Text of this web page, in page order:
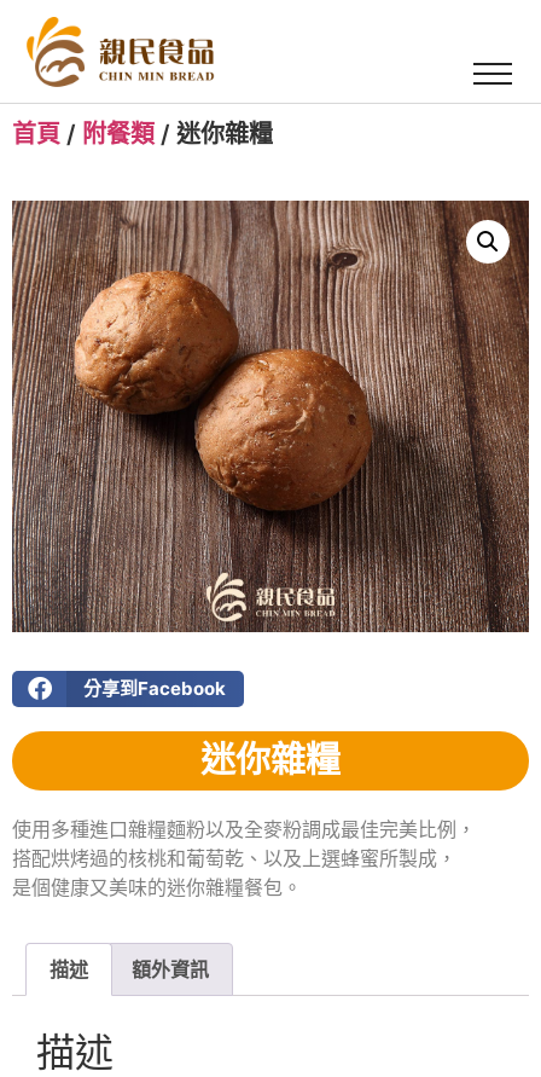
首頁 / 附餐類 / 迷你雜糧
分享到Facebook
迷你雜糧
使用多種進口雜糧麵粉以及全麥粉調成最佳完美比例，
搭配烘烤過的核桃和葡萄乾、以及上選蜂蜜所製成，
是個健康又美味的迷你雜糧餐包。
描述 額外資訊
描述